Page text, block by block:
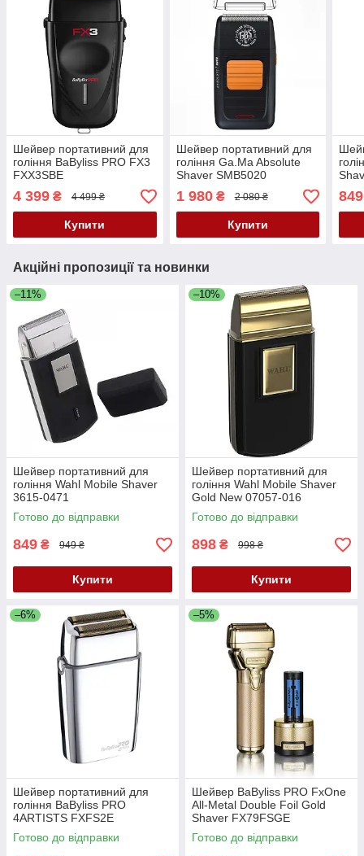
Шейвер портативний для
гоління BaByliss PRO FX3
FXX3SBE
4 399 ₴ 4 499 ₴
Купити
Шейвер портативний для
гоління Ga.Ma Absolute
Shaver SMB5020
1 980₴ 2 080 ₴
Купити
849
Акційні пропозиції та новинки
–11%
Шейвер портативний для
гоління Wahl Mobile Shaver
3615-0471
Готово до відправки
849 ₴ 949 ₴
Купити
–10%
Шейвер портативний для
гоління Wahl Mobile Shaver
Gold New 07057-016
Готово до відправки
898 ₴ 998 ₴
Купити
–6%
Шейвер портативний для
гоління BaByliss PRO
4ARTISTS FXFS2E
Готово до відправки
–5%
Шейвер BaByliss PRO FxOne
All-Metal Double Foil Gold
Shaver FX79FSGE
Готово до відправки